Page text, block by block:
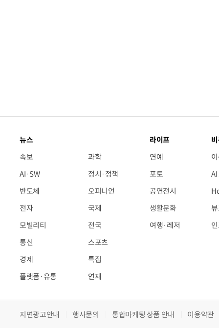
뉴스
속보
AI·SW
반도체
전자
모빌리티
통신
경제
플랫폼·유통
과학
정치·정책
오피니언
국제
전국
스포츠
특집
연재
라이프
연예
포토
공연전시
생활문화
여행·레저
지면광고안내 행사문의 통합마케팅 상품 안내 이용약관